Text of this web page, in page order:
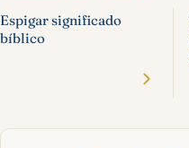
Espigar significado
bíblico